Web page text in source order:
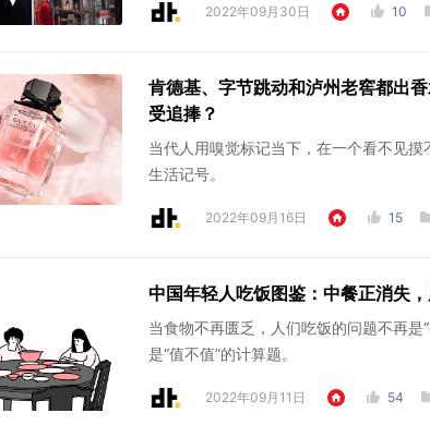
2022年09月30日 10
肯德基、字节跳动和泸州老窖都出
受追捧？
当代人用嗅觉标记当下，在一个看不见摸
生活记号。
2022年09月16日 15
中国年轻人吃饭图鉴：中餐正消失
当食物不再匮乏，人们吃饭的问题不再是
是“值不值”的计算题。
2022年09月11日 54